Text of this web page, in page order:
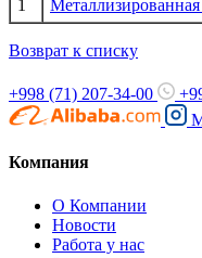
1
Металлизированная
Возврат к списку
+998 (71) 207-34-00
Компания
О Компании
Новости
Работа у нас